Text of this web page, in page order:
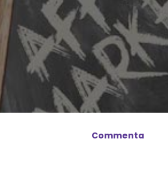
Commenta
Necessari
Questi cookie